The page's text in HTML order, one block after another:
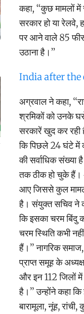
कहा, ‘‘कुछ मामलों
सरकार हो या
पर आने वाले 85
उठाना है।’’
India after the
अग्रवाल ने कहा,
श्रमिकों को उनके
सरकारें खुद कर रही
कि पिछले 24 घंटे में
की सर्वाधिक संख्या
तक ठीक हो चुके हैं।
आए जिससे कुल
है। संयुक्त सचिव ने
कि इसका चरम बिंदु
चरम स्थिति कभी
हैं।’’ नागरिक
प्राप्त समूह के
और इन 112 जिलों
है।’’ उन्होंने कहा
बारामूला, नूंह,